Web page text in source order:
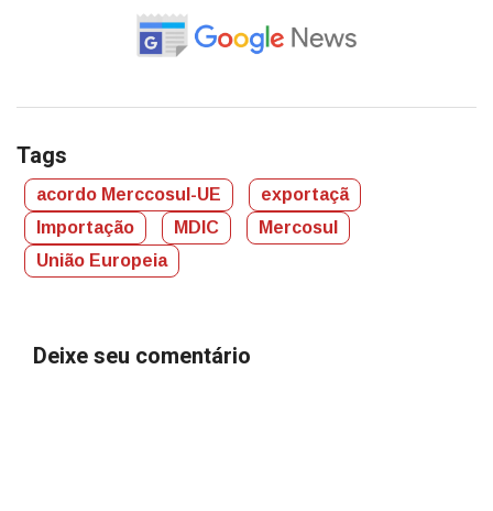
Tags
acordo Merccosul-UE
exportaçã
Importação
MDIC
Mercosul
União Europeia
Deixe seu comentário